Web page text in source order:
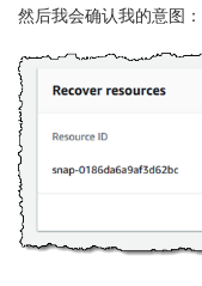
然后我会确认我的意图：